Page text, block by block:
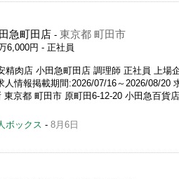
急町田店 - 東京都 町田市
6,000円 - 正社員
精肉店 小田急町田店 調理師 正社員 上
人情報掲載期間:2026/07/16～2026/08/20
東京都 町田市 原町田6-12-20 小田急百貨
ボックス - 8月6日